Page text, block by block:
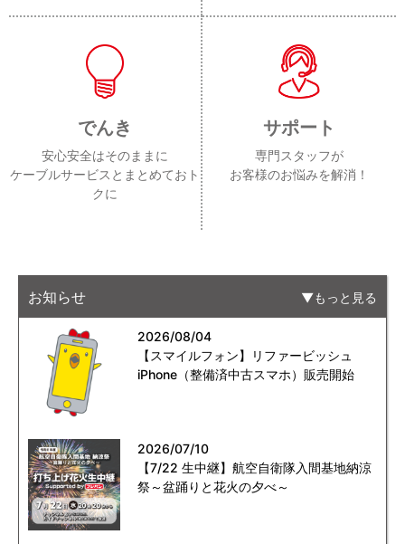
でんき
安心安全はそのままに
ケーブルサービスとまとめておト
クに
サポート
専門スタッフが
お客様のお悩みを解消！
お知らせ もっと見る
2026/08/04
【スマイルフォン】リファービッシュ
iPhone（整備済中古スマホ）販売開始
2026/07/10
【7/22 生中継】航空自衛隊入間基地納涼
祭～盆踊りと花火の夕べ～